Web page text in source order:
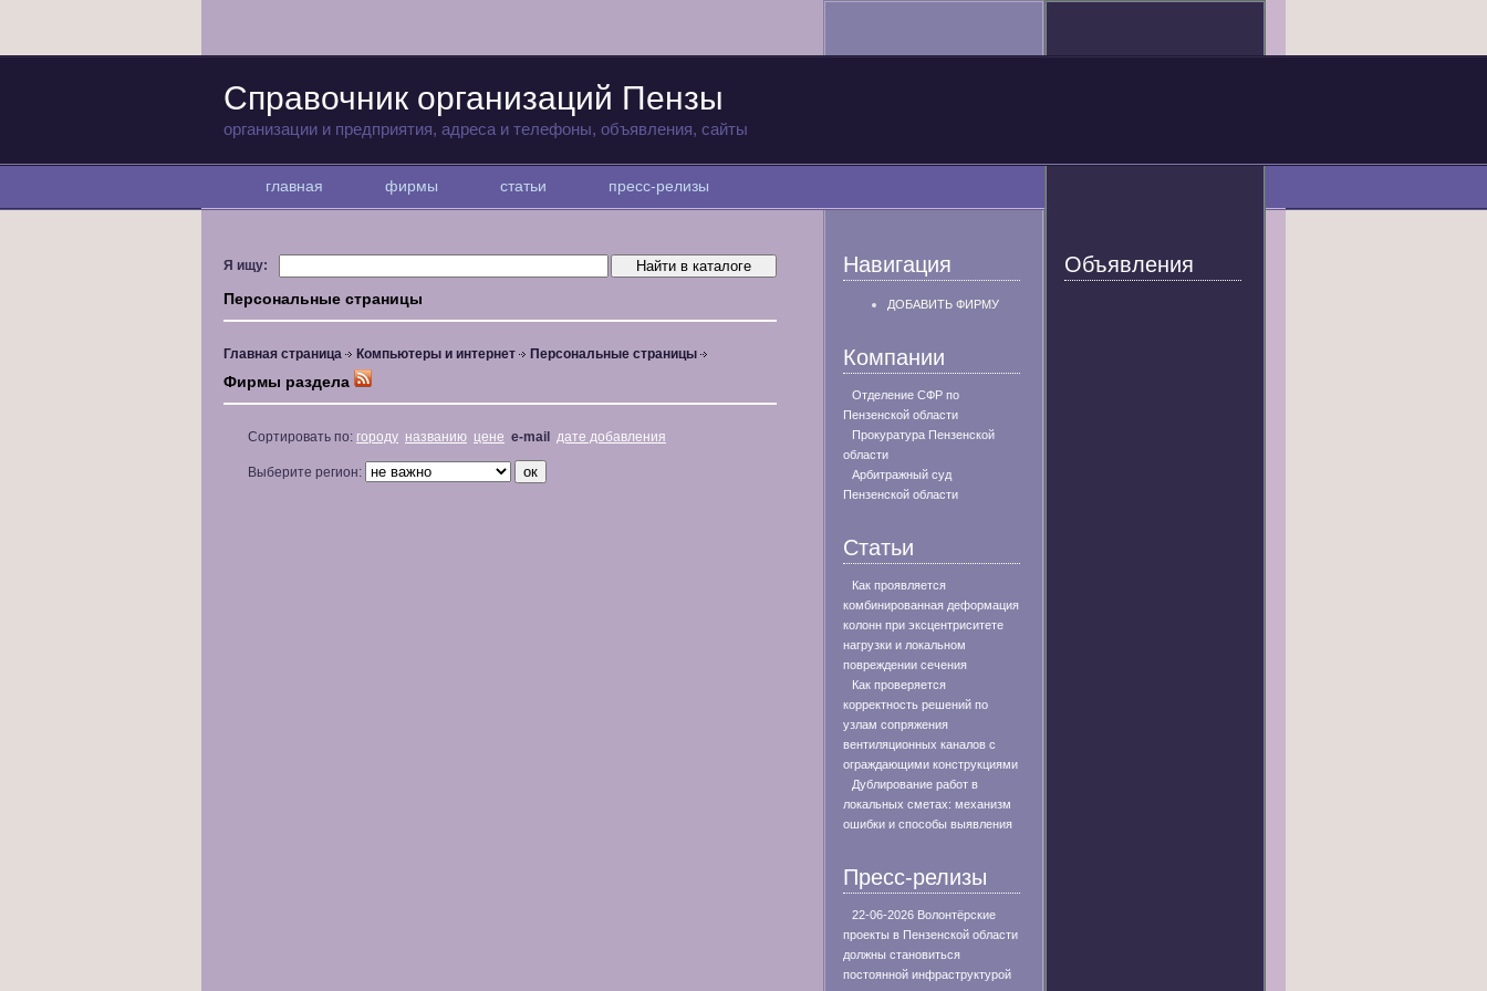
Справочник организаций Пензы
организации и предприятия, адреса и телефоны, объявления, сайты
главная фирмы статьи пресс-релизы
Я ищу:
Персональные страницы
Главная страница Компьютеры и интернет Персональные страницы
Фирмы раздела
Сортировать по: городу названию цене e-mail дате добавления
Выберите регион:
Навигация
ДОБАВИТЬ ФИРМУ
Компании
Отделение СФР по
Пензенской области
Прокуратура Пензенской
области
Арбитражный суд
Пензенской области
Статьи
Как проявляется
комбинированная деформация
колонн при эксцентриситете
нагрузки и локальном
повреждении сечения
Как проверяется
корректность решений по
узлам сопряжения
вентиляционных каналов с
ограждающими конструкциями
Дублирование работ в
локальных сметах: механизм
ошибки и способы выявления
Пресс-релизы
22-06-2026 Волонтёрские
проекты в Пензенской области
должны становиться
постоянной инфраструктурой
Объявления